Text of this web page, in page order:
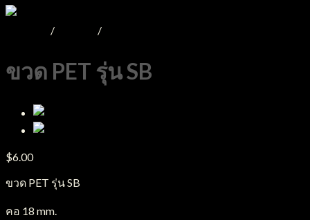
/ /
ขวด PET รุ่น SB
$6.00
ขวด PET รุ่น SB
คอ 18 mm.